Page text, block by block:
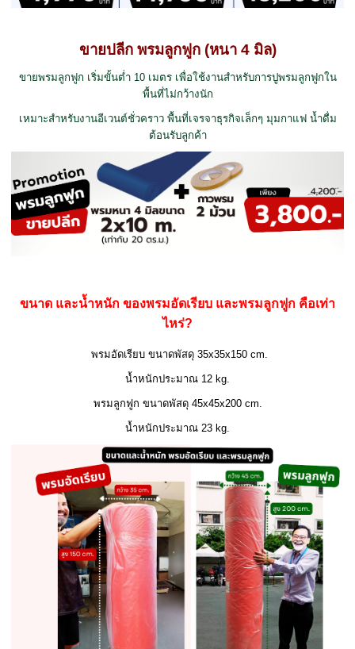
ขายปลีก พรมลูกฟูก (หนา 4 มิล)
ขายพรมลูกฟูก เริ่มขั้นต่ำ 10 เมตร เพื่อใช้งานสำหรับการปูพรมลูกฟูกใน
พื้นที่ไม่กว้างนัก
เหมาะสำหรับงานอีเวนต์ชั่วคราว พื้นที่เจรจาธุรกิจเล็กๆ มุมกาแฟ น้ำดื่ม
ต้อนรับลูกค้า
ขนาด และน้ำหนัก ของพรมอัดเรียบ และพรมลูกฟูก คือเท่า
ไหร่?
พรมอัดเรียบ ขนาดพัสดุ 35x35x150 cm.
น้ำหนักประมาณ 12 kg.
พรมลูกฟูก ขนาดพัสดุ 45x45x200 cm.
น้ำหนักประมาณ 23 kg.